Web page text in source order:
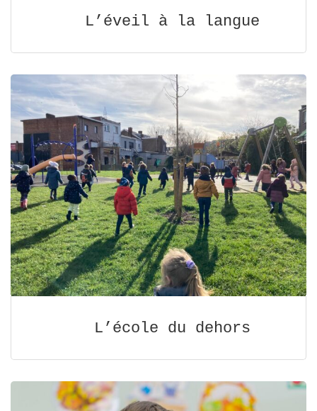
L’éveil à la langue
L’école du dehors